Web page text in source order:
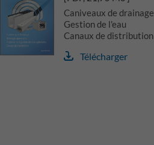
Caniveaux de drainage
Gestion de l'eau
Canaux de distribution
Télécharger